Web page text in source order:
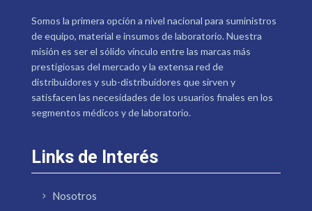
Somos la primera opción a nivel nacional para suministros
de equipo, material e insumos de laboratorio. Nuestra
misión es ser el sólido vínculo entre las marcas más
prestigiosas del mercado y la extensa red de
distribuidores y sub-distribuidores que sirven y
satisfacen las necesidades de los usuarios finales en los
segmentos médicos y de laboratorio.
Links de Interés
Nosotros